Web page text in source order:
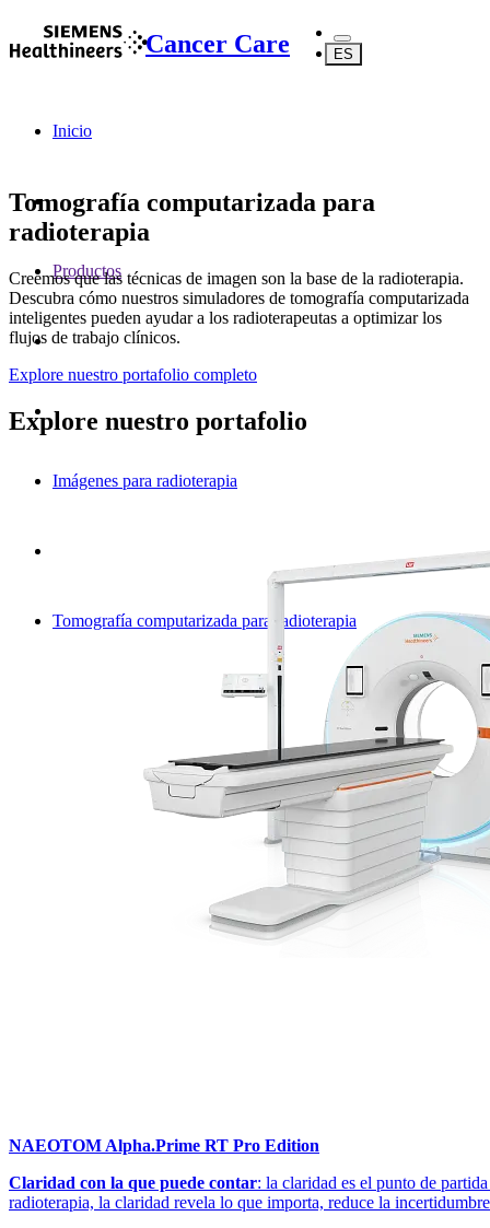
Cancer Care ES
Inicio
Productos
Imágenes para radioterapia
Tomografía computarizada para radioterapia
Tomografía computarizada para
radioterapia
Creemos que las técnicas de imagen son la base de la radioterapia.
Descubra cómo nuestros simuladores de tomografía computarizada
inteligentes pueden ayudar a los radioterapeutas a optimizar los
flujos de trabajo clínicos.
Explore nuestro portafolio completo
Explore nuestro portafolio
NAEOTOM Alpha.Prime RT Pro Edition
Claridad con la que puede contar: la claridad es el punto de
radioterapia, la claridad revela lo que importa, reduce la